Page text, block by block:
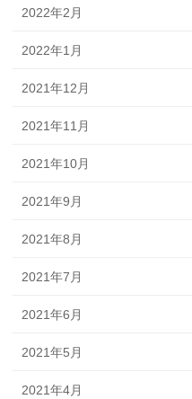
2022年2月
2022年1月
2021年12月
2021年11月
2021年10月
2021年9月
2021年8月
2021年7月
2021年6月
2021年5月
2021年4月